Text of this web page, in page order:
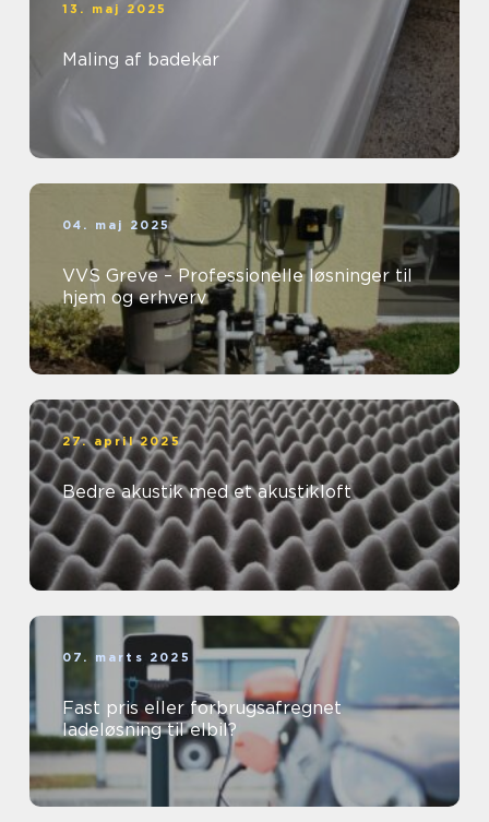
13. maj 2025
Maling af badekar
04. maj 2025
VVS Greve – Professionelle løsninger til
hjem og erhverv
27. april 2025
Bedre akustik med et akustikloft
07. marts 2025
Fast pris eller forbrugsafregnet
ladeløsning til elbil?